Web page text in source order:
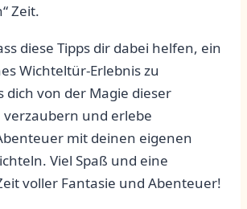
Zeit.
diese Tipps dir ⁤dabei helfen, ein
Wichteltür-Erlebnis zu
dich von der Magie dieser
verzaubern und erlebe
mit ⁣deinen eigenen
Viel Spaß​ und eine
voller ‌Fantasie ⁣und ‍Abenteuer!